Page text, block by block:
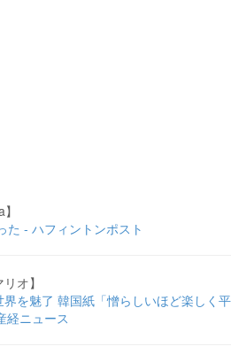
た - ハフィントンポスト
オ】
界を魅了 韓国紙「憎らしいほど楽しく平
経ニュース